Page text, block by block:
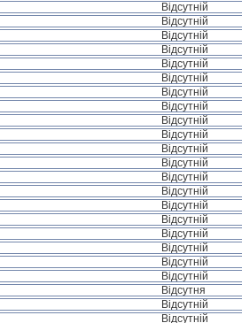
Відсутній
Відсутній
Відсутній
Відсутній
Відсутній
Відсутній
Відсутній
Відсутній
Відсутній
Відсутній
Відсутній
Відсутній
Відсутній
Відсутній
Відсутній
Відсутній
Відсутній
Відсутній
Відсутній
Відсутній
Відсутня
Відсутній
Відсутній